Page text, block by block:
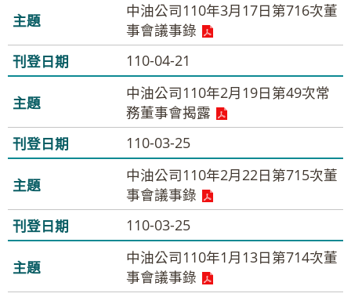
中油公司110年3月17日第716次董
事會議事錄
110-04-21
中油公司110年2月19日第49次常
務董事會揭露
110-03-25
中油公司110年2月22日第715次董
事會議事錄
110-03-25
中油公司110年1月13日第714次董
事會議事錄